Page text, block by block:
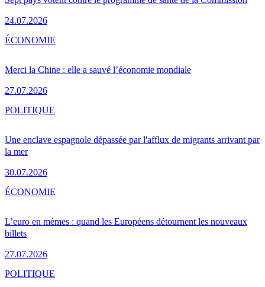
24.07.2026
Merci la Chine : elle a sauvé l’économie mondiale
27.07.2026
ÉCONOMIE
Une enclave espagnole dépassée par l'afflux de migrants arrivant par
la mer
30.07.2026
POLITIQUE
L’euro en mèmes : quand les Européens détournent les nouveaux
billets
27.07.2026
ÉCONOMIE
POLITIQUE